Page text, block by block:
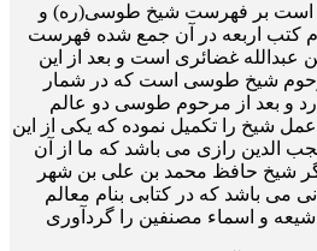
است بر فهرست شیخ طوسی(ره) و
کتب اربعه در آن جمع شده فهرست
غضائری است و بعد از این
شیخ طوسی است که در شمار
و بعد از مرحوم طوسی دو عالم
شیخ را تکمیل نموده که یکی از این
الدین رازی می باشد که ما از آن
شیخ حافظ محمد بن علی بن شهر
می باشد که در کتابی بنام معالم
و اسماء مصنفین را گردآوری